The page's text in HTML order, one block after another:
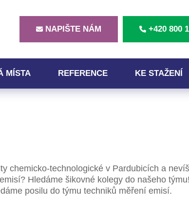
NAPIŠTE NÁM +420 800
MÍSTA REFERENCE KE STAŽENÍ
chemicko-technologické v Pardubicích a
Hledáme šikovné kolegy do našeho
posilu do týmu techniků měření emisí.